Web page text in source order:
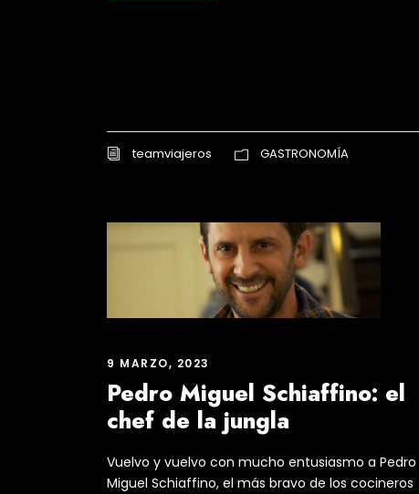
teamviajeros GASTRONOMÍA
9 MARZO, 2023
Pedro Miguel Schiaffino: el
chef de la jungla
Vuelvo y vuelvo con mucho entusiasmo a Pedro
Miguel Schiaffino, el más bravo de los cocineros